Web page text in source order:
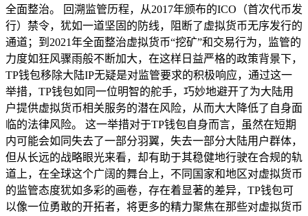
全面整治。 回溯监管历程，从2017年颁布的ICO（首次代币发
行）禁令，犹如一道坚固的防线，阻断了虚拟货币无序发行的
通道；到2021年全面整治虚拟货币“挖矿”和交易行为，监管的
力度如狂风骤雨般不断加大，在这样日益严格的政策背景下，
TP钱包移除大陆IP无疑是对监管要求的积极响应，通过这一
举措，TP钱包如同一位明智的舵手，巧妙地避开了为大陆用
户提供虚拟货币相关服务的潜在风险，从而大大降低了自身面
临的法律风险。 这一举措对于TP钱包自身而言，虽然在短期
内可能会如同失去了一部分羽翼，失去一部分大陆用户群体，
但从长远的战略眼光来看，却有助于其稳健地行驶在合规的轨
道上，在全球这个广阔的舞台上，不同国家和地区对虚拟货币
的监管态度犹如多彩的画卷，存在着显著的差异，TP钱包可
以像一位勇敢的开拓者，将更多的精力聚焦在那些对虚拟货币